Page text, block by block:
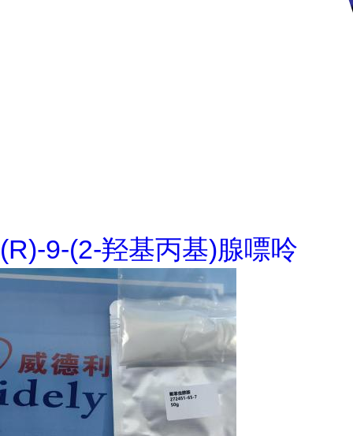
(R)-9-(2-羟基丙基)腺嘌呤